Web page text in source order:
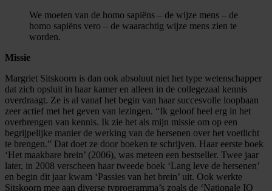
We moeten van de homo sapiëns – de wijze mens – de
homo sapiëns vero – de waarachtig wijze mens zien te
worden.
Missie
Margriet Sitskoorn is dan ook absoluut niet het type wetenschapper
dat zich opsluit in haar kamer en alleen in de collegezaal kennis
overdraagt. Ze is al vanaf het begin van haar succesvolle loopbaan
zeer actief met het geven van lezingen. “Ik geloof heel erg in het
overbrengen van kennis. Ik zie het als mijn missie om op een
begrijpelijke manier de werking van de hersenen over het voetlicht
te brengen.” Dat doet ze door boeken te schrijven. Haar eerste boek
‘Het maakbare brein’ (2006), was meteen een bestseller. Twee jaar
later, in 2008 verscheen haar tweede boek ‘Lang leve de hersenen’
en begin dit jaar kwam ‘Passies van het brein’ uit. Ook werkte
Sitskoorn mee aan diverse tvprogramma’s zoals de ‘Nationale IQ